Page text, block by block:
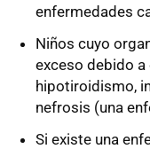
enfermedades
Niños cuyo
exceso debido
hipotiroidismo,
nefrosis (una
Si existe una